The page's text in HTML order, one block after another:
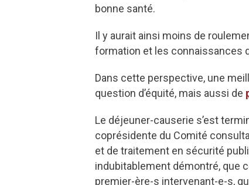
bonne santé.
Il y aurait ainsi moins de
formation et les connaissances
Dans cette perspective, une
question d’équité, mais aussi de
Le déjeuner-causerie s’est
coprésidente du Comité
et de traitement en sécurité
indubitablement démontré, que
premier-ère-s intervenant-e-s,